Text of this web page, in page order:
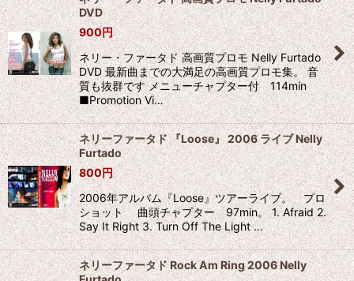
並び順:
絞り込む
DVD
900円
ネリー・ファータド 高画質プロモ Nelly Furtado
DVD 最新曲までの大満足の高画質プロモ集。 音
質も抜群です メニューチャプター付 114min
■Promotion Vi…
ネリーファータド 『Loose』 2006 ライブ Nelly
Furtado
800円
2006年アルバム『Loose』ツアーライブ。 プロ
ショット 曲頭チャプター 97min。 1. Afraid 2.
Say It Right 3. Turn Off The Light …
ネリーファータド Rock Am Ring 2006 Nelly